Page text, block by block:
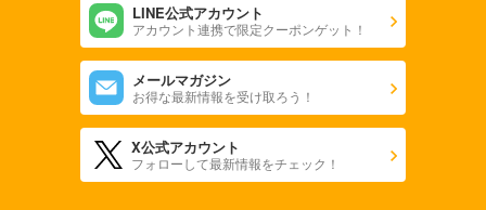
LINE公式アカウント
アカウント連携で限定クーポンゲット！
メールマガジン
お得な最新情報を受け取ろう！
X公式アカウント
フォローして最新情報をチェック！